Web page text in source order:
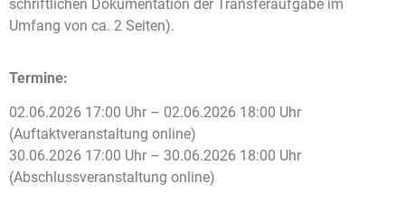
schriftlichen Dokumentation der Transferaufgabe im
Umfang von ca. 2 Seiten).
Termine:
02.06.2026 17:00 Uhr – 02.06.2026 18:00 Uhr
(Auftaktveranstaltung online)
30.06.2026 17:00 Uhr – 30.06.2026 18:00 Uhr
(Abschlussveranstaltung online)